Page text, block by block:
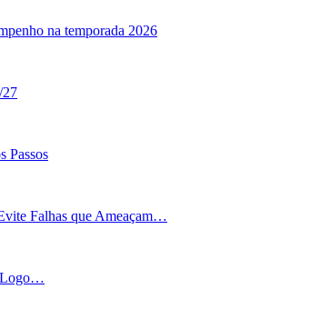
na temporada 2026
27
Passos
Falhas que Ameaçam…